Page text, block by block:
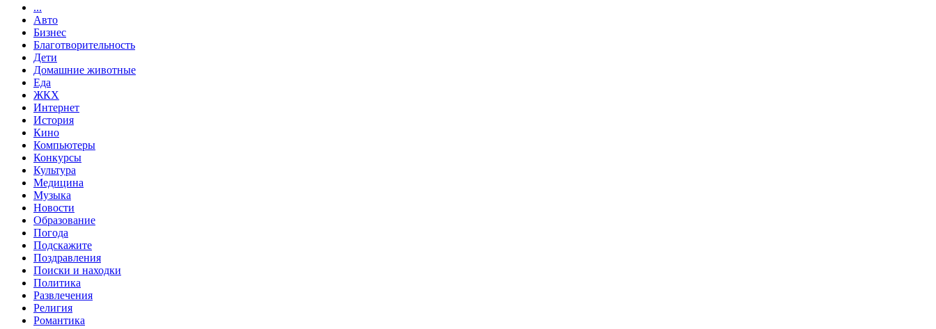
...
Авто
Бизнес
Благотворительность
Дети
Домашние животные
Еда
ЖКХ
Интернет
История
Кино
Компьютеры
Конкурсы
Культура
Медицина
Музыка
Новости
Образование
Погода
Подскажите
Поздравления
Поиски и находки
Политика
Развлечения
Религия
Романтика